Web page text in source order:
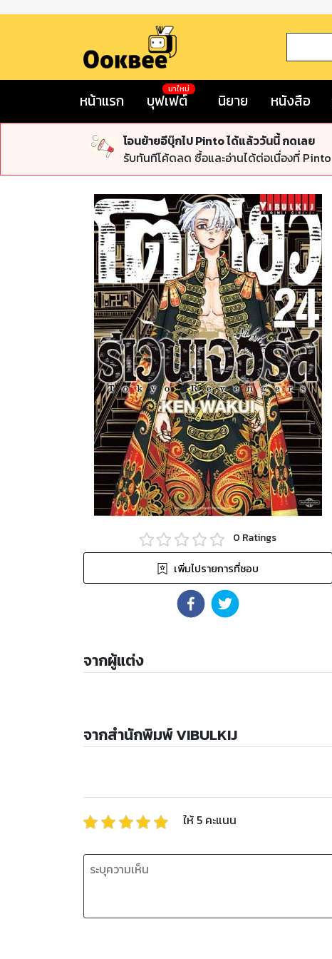
หน้าแรก บุฟเฟต์
มาใหม่
นิยาย หนังสือ
โอนย้ายอีบุ๊กไป Pinto ได้แล้ววันนี้ กดเลย
รับทันทีโค้ดลด ซื้อและอ่านได้ต่อเนื่องที่ Pinto
0 Ratings
เพิ่มไปรายการที่ชอบ
จากผู้แต่ง
จากสำนักพิมพ์ VIBULKIJ
ให้ 5 คะแนน